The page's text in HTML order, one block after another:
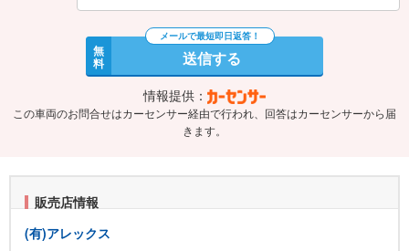
無
料 送信する
情報提供：
この車両のお問合せはカーセンサー経由で行われ、回答はカーセンサーから届
きます。
販売店情報
(有)アレックス